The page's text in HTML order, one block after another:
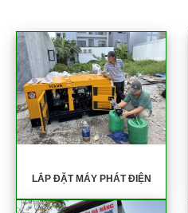
LẮP ĐẶT MÁY PHÁT ĐIỆN